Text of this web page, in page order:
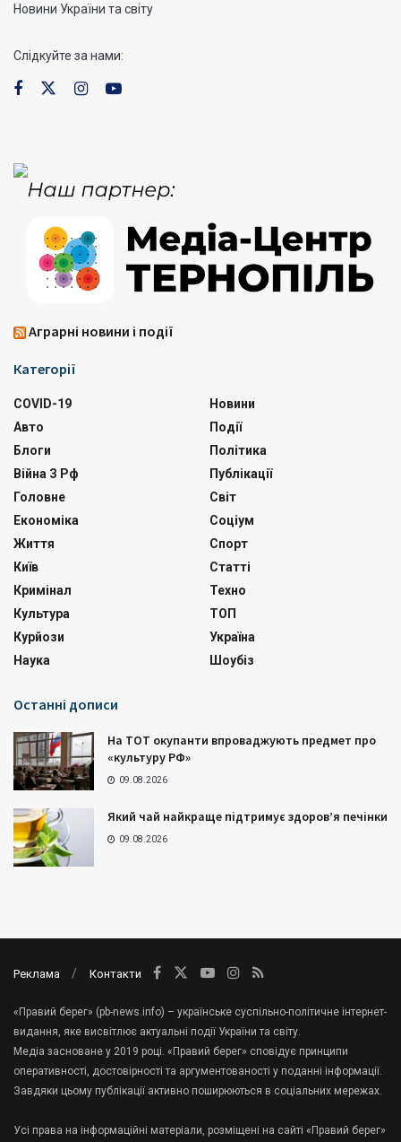
Новини України та світу
Слідкуйте за нами:
Аграрні новини і події
Категорії
COVID-19
Авто
Блоги
Війна З Рф
Головне
Економіка
Життя
Київ
Кримінал
Культура
Курйози
Наука
Новини
Події
Політика
Публікації
Світ
Соціум
Спорт
Статті
Техно
ТОП
Україна
Шоубіз
Останні дописи
На ТОТ окупанти впроваджують предмет про
«культуру РФ»
09.08.2026
Який чай найкраще підтримує здоров’я печінки
09.08.2026
Реклама Контакти
«Правий берег» (pb-news.info) – українське суспільно-політичне інтернет-
видання, яке висвітлює актуальні події України та світу.
Медіа засноване у 2019 році. «Правий берег» сповідує принципи
оперативності, достовірності та аргументованості у поданні інформації.
Завдяки цьому публікації активно поширюються в соціальних мережах.
Усі права на інформаційні матеріали, розміщені на сайті «Правий берег»